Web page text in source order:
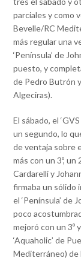
parciales y como
Bevelle/RC
más regular una
‘Península’ de
puesto, y
de Pedro Butrón
Algeciras).
El sábado, el
un segundo, lo
de ventaja sobre
más con un 3º, un
Cardarelli y
firmaba un sólido
el ‘Península’ de
poco
mejoró con un 3º
‘Aquaholic’ de
Mediterráneo) de